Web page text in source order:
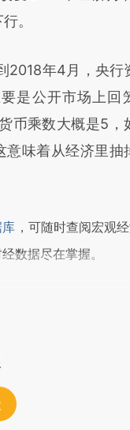
。
年4月，央行
是公开市场上回
币乘数大概是5，
意味着从经济里抽
，可随时查阅宏观
数据尽在掌握。